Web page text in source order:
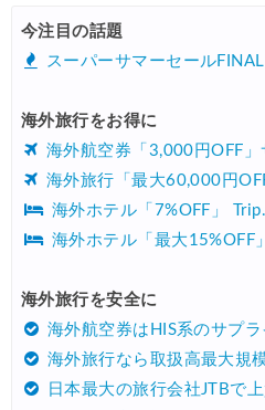
08/03 Trip.com) 韓国旅 最大
08/01 Trip.com) 海外航空券
07/27 Trip.com) タイ旅行 最大
07/30 楽天トラベル) 海外ツアー
07/30 Trip.com) 航空券 1,500円
07/27 Trip.com) NY/ロンドン/タ
今注目の話題
スーパーサマーセール
海外旅行をお得に
海外航空券「3,000円OFF」
海外旅行「最大60,000円
海外ホテル「7%OFF」
海外ホテル「最大15%OFF
海外旅行を安全に
海外航空券はHIS系のサプ
海外旅行なら取扱高最大規
日本最大の旅行会社JTBで